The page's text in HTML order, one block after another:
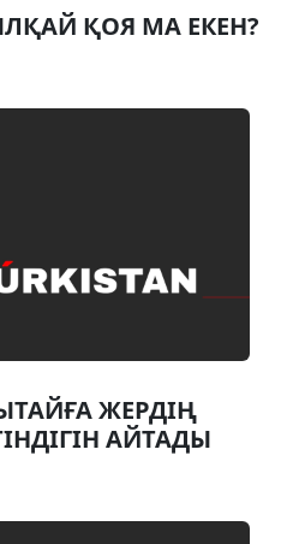
ҚОЯ МА ЕКЕН?
ЖЕРДIҢ
АЙТАДЫ